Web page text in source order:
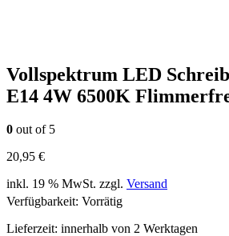
Vollspektrum LED
E14 4W 6500K
0 out of 5
20,95 €
inkl. 19 % MwSt. zzgl. Versand
Verfügbarkeit: Vorrätig
Lieferzeit: innerhalb von 2 Werktagen